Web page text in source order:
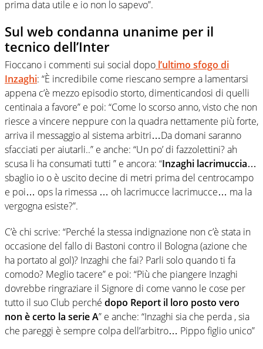
prima data utile e io non lo sapevo”.
Sul web condanna unanime per il
tecnico dell’Inter
Fioccano i commenti sui social dopo l’ultimo sfogo di
Inzaghi: “È incredibile come riescano sempre a lamentarsi
appena c’è mezzo episodio storto, dimenticandosi di quelli
centinaia a favore” e poi: “Come lo scorso anno, visto che non
riesce a vincere neppure con la quadra nettamente più forte,
arriva il messaggio al sistema arbitri…Da domani saranno
sfacciati per aiutarli..” e anche: “Un po’ di fazzolettini? ah
scusa li ha consumati tutti ” e ancora: “Inzaghi lacrimuccia…
sbaglio io o è uscito decine di metri prima del centrocampo
e poi… ops la rimessa … oh lacrimucce lacrimucce… ma la
vergogna esiste?”.
C’è chi scrive: “Perché la stessa indignazione non c’è stata in
occasione del fallo di Bastoni contro il Bologna (azione che
ha portato al gol)? Inzaghi che fai? Parli solo quando ti fa
comodo? Meglio tacere” e poi: “Più che piangere Inzaghi
dovrebbe ringraziare il Signore di come vanno le cose per
tutto il suo Club perché dopo Report il loro posto vero
non è certo la serie A” e anche: “Inzaghi sia che perda , sia
che pareggi è sempre colpa dell’arbitro… Pippo figlio unico”